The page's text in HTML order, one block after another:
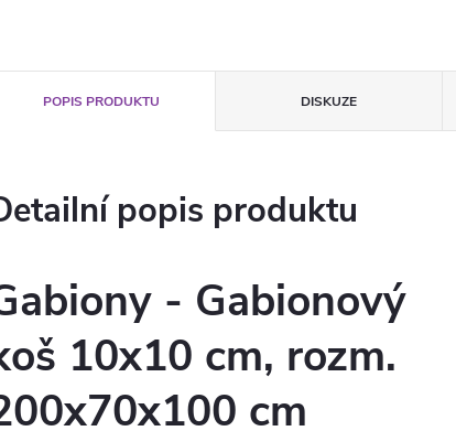
POPIS PRODUKTU DISKUZE
popis produktu
- Gabionový
10x10 cm, rozm.
cm